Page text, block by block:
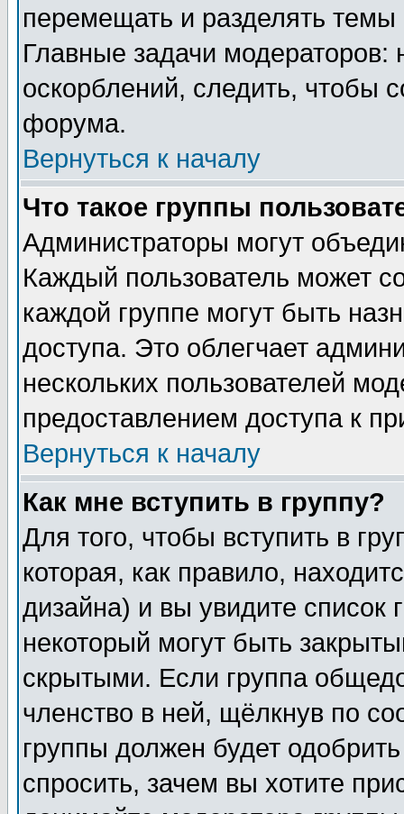
перемещать и разделять
Главные задачи
оскорблений, следить, чтобы
форума.
Вернуться к началу
Что такое группы
Администраторы могут
Каждый пользователь может
каждой группе могут быть
доступа. Это облегчает
нескольких пользователей
предоставлением доступа к
Вернуться к началу
Как мне вступить в группу?
Для того, чтобы вступить в
которая, как правило,
дизайна) и вы увидите список
некоторый могут быть
скрытыми. Если группа
членство в ней, щёлкнув по
группы должен будет
спросить, зачем вы хотите